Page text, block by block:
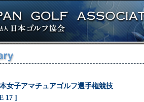
女子アマチュアゴルフ選手権競技
17 ]